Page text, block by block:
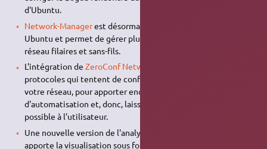
d'Ubuntu.
Network-Managerest désormais inclus par défaut dans
Ubuntu et permet de gérer plus facilement vos connexions
réseau filaires et sans-fils.
L'intégration de ZeroConf Networking
protocoles qui tentent de configurer automatiquement
votre réseau, pour apporter encore plus de simplicité et
d'automatisation et, donc, laisser le moins de questions
possible à l'utilisateur.
Une nouvelle version de l'analyseur d'usage du disque, qui
apporte la visualisation sous forme d'anneaux.